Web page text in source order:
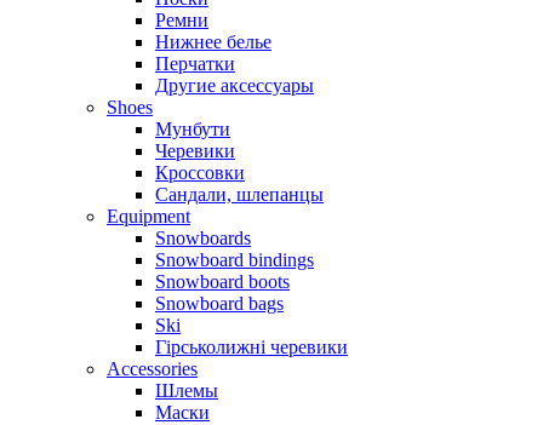
Ремни
Нижнее белье
Перчатки
Другие аксессуары
Shoes
Мунбути
Черевики
Кроссовки
Сандали, шлепанцы
Equipment
Snowboards
Snowboard bindings
Snowboard boots
Snowboard bags
Ski
Гірськолижні черевики
Accessories
Шлемы
Маски